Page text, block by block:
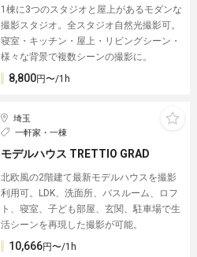
1棟に3つのスタジオと屋上があるモダンな
撮影スタジオ。全スタジオ自然光撮影可。
寝室・キッチン・屋上・リビングシーン・
様々な背景で複数シーンの撮影に。
8,800円〜/1h
埼玉
一軒家・一棟
モデルハウス TRETTIO GRAD
北欧風の2階建て最新モデルハウスを撮影
利用可。LDK、洗面所、バスルーム、ロフ
ト、寝室、子ども部屋、玄関、駐車場で生
活シーンを再現した撮影が可能。
10,666円〜/1h